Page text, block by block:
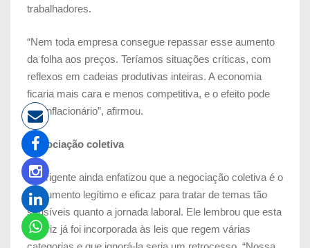
trabalhadores.
“Nem toda empresa consegue repassar esse aumento
da folha aos preços. Teríamos situações críticas, com
reflexos em cadeias produtivas inteiras. A economia
ficaria mais cara e menos competitiva, e o efeito pode
ser inflacionário”, afirmou.
Negociação coletiva
O dirigente ainda enfatizou que a negociação coletiva é o
instrumento legítimo e eficaz para tratar de temas tão
sensíveis quanto a jornada laboral. Ele lembrou que esta
diretriz já foi incorporada às leis que regem várias